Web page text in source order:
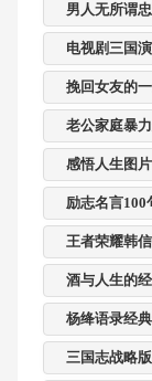
男人无所谓
电视剧三国
挽回女友的
老公家庭暴
感悟人生图
励志名言100
王者荣耀韩
酒与人生的
杨绛语录经
三国志战略